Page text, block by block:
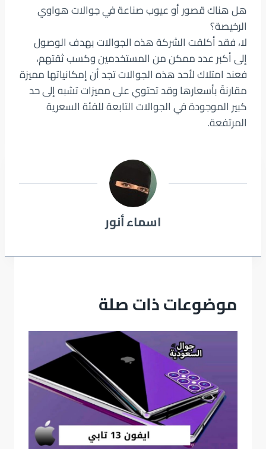
هل هناك قصور أو عيوب صناعة في جوالات هواوي
الرخيصة؟
لا، فقد أكلقت الشركة هذه الجوالات بهدف الوصول
إلى أكبر عدد ممكن من المستخدمين وكسب ثقتهم،
فعند امتلاك لأحد هذه الجوالات تجد أن إمكانياتها مميزة
مقارنةً بأسعارها وقد تحتوي على مميزات تشبه إلى حد
كبير الموجودة في الجوالات التابعة للفئة السعرية
المرتفعة.
اسماء أنور
موضوعات ذات صلة